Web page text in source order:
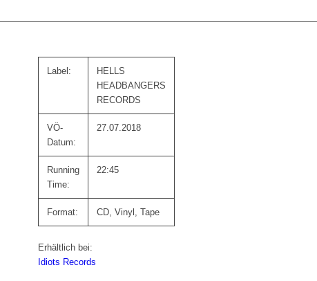
Label:
HELLS
HEADBANGERS
RECORDS
VÖ-
Datum:
27.07.2018
Running
Time:
22:45
Format: CD, Vinyl, Tape
Erhältlich bei:
Idiots Records